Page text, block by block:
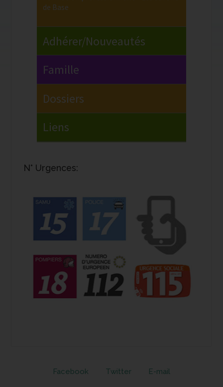
N° Urgences:
Facebook Twitter E-mail